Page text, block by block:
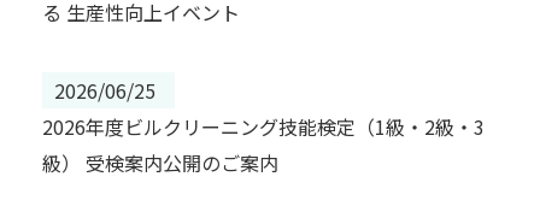
る 生産性向上イベント
2026/06/25
2026年度ビルクリーニング技能検定（1級・2級・3
級） 受検案内公開のご案内